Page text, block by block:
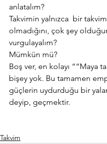
anlatalım?
Takvimin yalnızca  bir takvim
olmadığını, çok şey
vurgulayalım?
Mümkün mü?
Boş ver, en kolayı ““Maya
bişey yok. Bu tamamen
güçlerin uydurduğu bir
deyip, geçmektir.
Takvim